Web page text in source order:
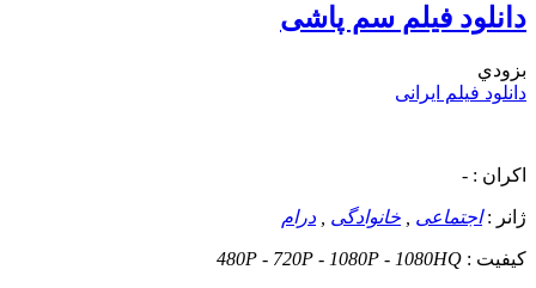
دانلود فیلم سم پاشی
بزودي
دانلود فیلم ایرانی
اکران : -
ژانر :اجتماعی خانوادگی درام
کیفیت : 480P - 720P - 1080P - 1080HQ